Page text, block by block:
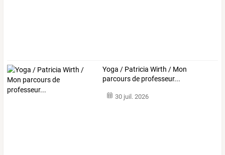
Yoga / Patricia Wirth / Mon
parcours de professeur...
30 juil. 2026